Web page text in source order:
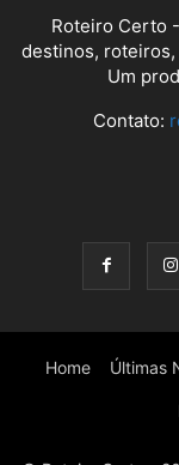
Roteiro Certo
destinos,
Um
Contato:
Home Últimas